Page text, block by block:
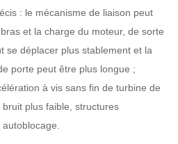
: le mécanisme de liaison peut
et la charge du moteur, de sorte
se déplacer plus stablement et la
porte peut être plus longue ;
à vis sans fin de turbine de
plus faible, structures